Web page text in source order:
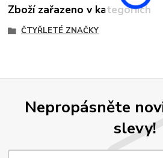
Zboží zařazeno v kategoriích
ČTYŘLETÉ ZNAČKY
Nepropásněte
slevy!